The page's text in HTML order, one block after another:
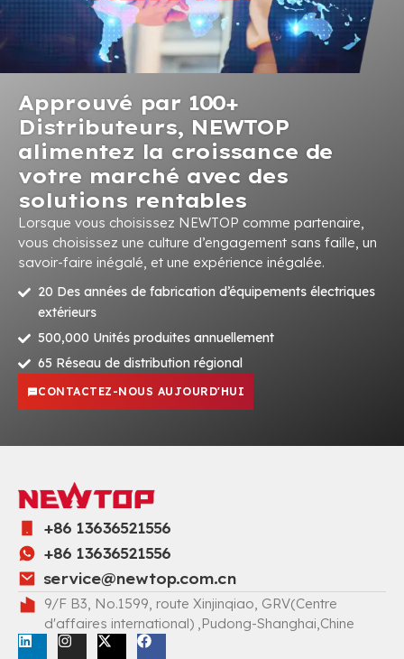
Approuvé par 100+
Distributeurs, NEWTOP
alimentez la croissance de
votre marché avec des
solutions rentables
Lorsque vous choisissez NEWTOP comme partenaire,
vous choisissez une culture d’engagement sans faille, un
savoir-faire inégalé, et une expérience inégalée.
20 Des années de fabrication d’équipements électriques
extérieurs
500,000 Unités produites annuellement
65 Réseau de distribution régional
CONTACTEZ-NOUS AUJOURD'HUI
+86 13636521556
+86 13636521556
service@newtop.com.cn
9/F B3, No.1599, route Xinjinqiao, GRV(Centre
d'affaires international) ,Pudong-Shanghai,Chine